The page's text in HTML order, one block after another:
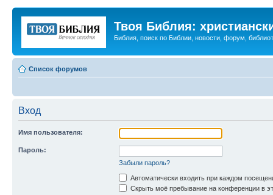
Твоя Библия:
Библия, поиск по Библии, новости, форум,
Список форумов
Вход
Имя пользователя:
Пароль:
Забыли пароль?
Автоматически входить при каждом
Скрыть моё пребывание на конференции в